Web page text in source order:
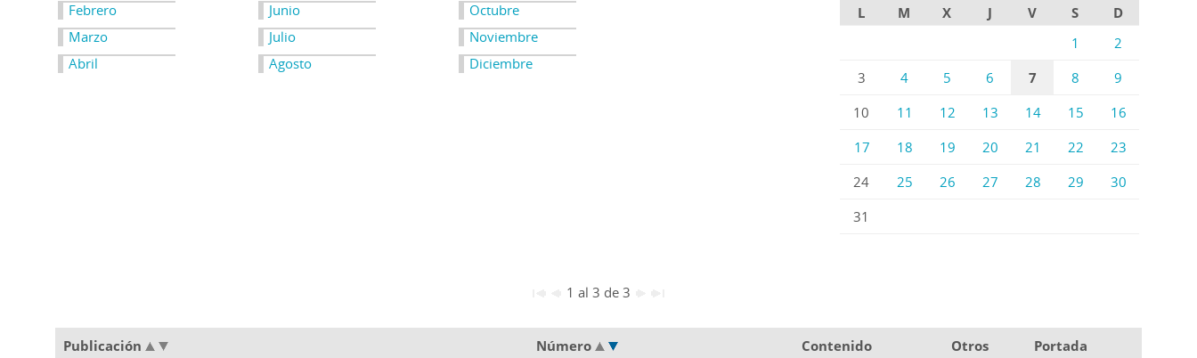
Febrero
Marzo
Abril
Junio
Julio
Agosto
Octubre
Noviembre
Diciembre
L
M X J V S
D
1
2
3
4 5 6 7 8
9
10
11 12 13 14 15
16
17
18 19 20 21 22
23
24
25 26 27 28 29
30
31
1 al 3 de 3
Publicación Número Contenido Otros
Portada